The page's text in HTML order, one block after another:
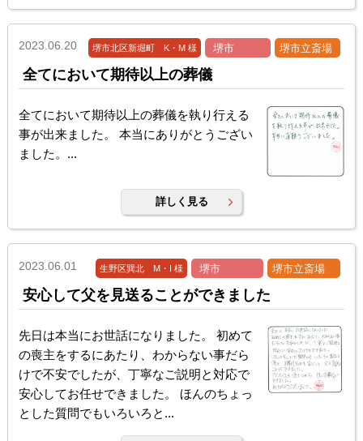
2023.06.20 堺市北区新堀町 K・M 様 堺市 堺市立斎場
全てにおいて期待以上の葬儀
全てにおいて期待以上の葬儀を執り行える
事が出来ました。 本当にありがとうござい
ました。...
詳しく見る
2023.06.01 生野区巽北 M・I 様 堺市 堺市立斎場
安心して父を見送ることができました
先日は本当にお世話になりました。 初めて
の喪主をするにあたり、わからない事だら
けで不安でしたが、丁寧なご説明と対応で
安心してお任せできました。 ほんのちょっ
とした質問でもいろいろと...